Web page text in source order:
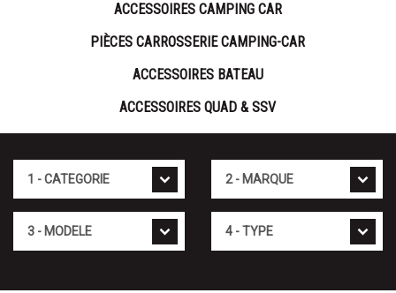
ACCESSOIRES CAMPING CAR
PIÈCES CARROSSERIE CAMPING-CAR
ACCESSOIRES BATEAU
ACCESSOIRES QUAD & SSV